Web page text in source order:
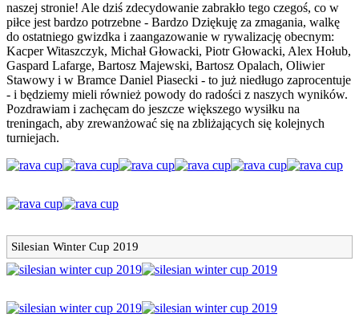
naszej stronie! Ale dziś zdecydowanie zabrakło tego czegoś, co w
piłce jest bardzo potrzebne - Bardzo Dziękuję za zmagania, walkę
do ostatniego gwizdka i zaangazowanie w rywalizację obecnym:
Kacper Witaszczyk, Michał Głowacki, Piotr Głowacki, Alex Hołub,
Gaspard Lafarge, Bartosz Majewski, Bartosz Opalach, Oliwier
Stawowy i w Bramce Daniel Piasecki - to już niedługo zaprocentuje
- i będziemy mieli również powody do radości z naszych wyników.
Pozdrawiam i zachęcam do jeszcze większego wysiłku na
treningach, aby zrewanżować się na zbliżających się kolejnych
turniejach.
Silesian Winter Cup 2019